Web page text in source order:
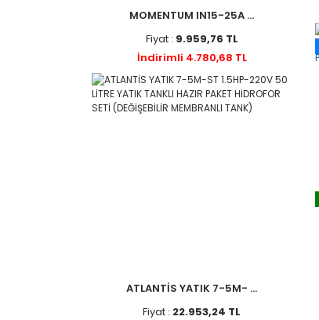
MOMENTUM IN15-25A ...
Fiyat : 9.959,76 TL
İndirimli 4.780,68 TL
ATLANTİS YATIK 7-5M- ...
Fiyat : 22.953,24 TL